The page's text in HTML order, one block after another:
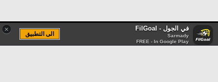
× في الجول - FilGoal
Sarmady
FREE - In Google Play
الى التطبيق